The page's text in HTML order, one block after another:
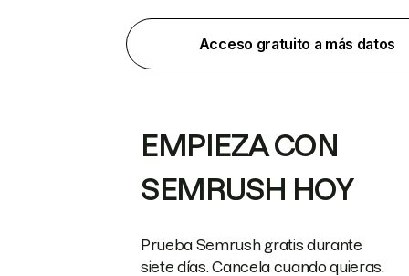
Acceso gratuito a más datos
EMPIEZA CON
SEMRUSH HOY
Prueba Semrush gratis durante
siete días. Cancela cuando quieras.